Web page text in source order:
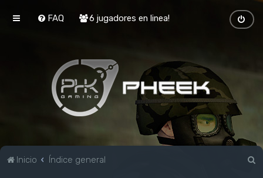
FAQ 6 jugadores en linea!
Inicio Índice general